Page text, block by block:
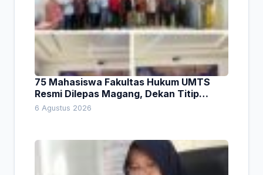
75 Mahasiswa Fakultas Hukum UMTS
Resmi Dilepas Magang, Dekan Titip
Empat Pesan Penting
6 Agustus 2026